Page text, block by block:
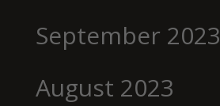
September 2023
August 2023